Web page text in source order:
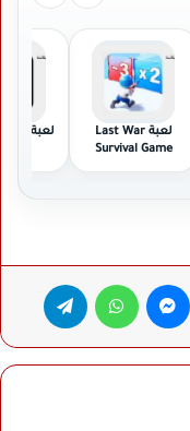
لعبة Last War
Survival Game
ماسنجر واتساب